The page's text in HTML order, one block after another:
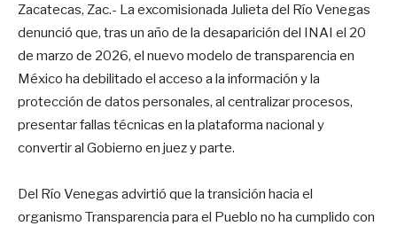
Zacatecas, Zac.- La excomisionada Julieta del Río Venegas
denunció que, tras un año de la desaparición del INAI el 20
de marzo de 2026, el nuevo modelo de transparencia en
México ha debilitado el acceso a la información y la
protección de datos personales, al centralizar procesos,
presentar fallas técnicas en la plataforma nacional y
convertir al Gobierno en juez y parte.
Del Río Venegas advirtió que la transición hacia el
organismo Transparencia para el Pueblo no ha cumplido con